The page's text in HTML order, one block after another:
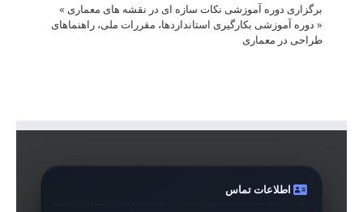
برگزاری دوره آموزشی نکات سازه ای در نقشه های معماری »
« دوره آموزشی بکارگیری استانداردها، مقررات ملی، راهنماهای
طراحی در معماری
اطلاعات تماس